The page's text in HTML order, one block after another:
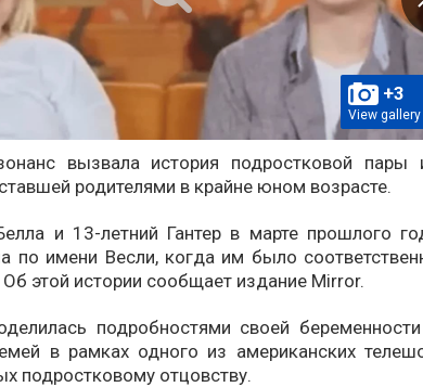
+3
View gallery
вызвала история подростковой пары
родителями в крайне юном возрасте.
и 13-летний Гантер в марте прошлого
по имени Весли, когда им было
Об этой истории сообщает издание Mirror.
подробностями своей
в рамках одного из американских
подростковому отцовству.